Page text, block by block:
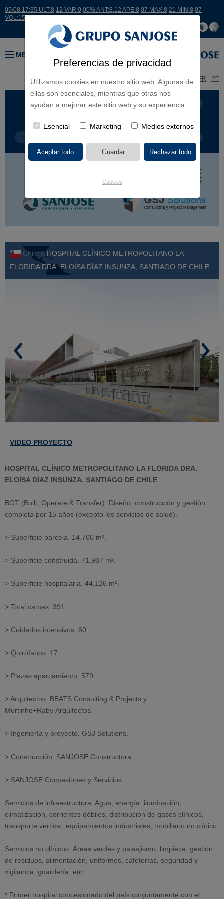
Preferencias de privacidad
Utilizamos cookies en nuestro sitio web. Algunas de
ellas son esenciales, mientras que otras nos
ayudan a mejorar este sitio web y su experiencia.
Esencial Marketing Medios externos
Cookies
05/08 17:35 ULT:8,12 VAR:0,00% ANT:8,12 APE:8,07 MAX:8,21 MIN:8,07
VOL:15007
MENÚ
EN FR PT
LÍNEA DE NEGOCIO CONTINENTES
Chile >HOSPITAL CLÍNICO METROPOLITANO LA
FLORIDA DRA. ELOÍSA DÍAZ INSUNZA, SANTIAGO DE CHILE
VIDEO PROYECTO
HOSPITAL CLÍNICO METROPOLITANO LA FLORIDA DRA.
ELOÍSA DÍAZ INSUNZA, SANTIAGO DE CHILE
BOT (Built, Operate & Transfer). Diseño, construcción y gestión
completa por 15 años (excepto los servicios de salud).
> Superficie parcela. 14.700 m².
> Superficie construida. 71.987 m².
> Superficie hospitalaria. 44.126 m².
> Total camas. 391.
> Cuidados intensivos. 60.
> Quirófanos. 17.
> Plazas aparcamiento. 579.
> Arquitectos. BBATS Consulting & Projects y
Murtinho+Raby Arquitectos.
> Ingeniería y proyecto. GSJ Solutions.
> Construcción. SANJOSE Constructora.
> SANJOSE Concesiones y Servicios.
Servicios de infraestructura. Agua, energía, iluminación,
climatización, corrientes débiles, distribución de gases clínicos,
transporte vertical, equipamientos industriales, mobiliario no clínico.
Servicios no clínicos. Áreas verdes y paisajismo, limpieza, gestión
de residuos, alimentación, uniformes, cafeterías, seguridad y
vigilancia, guardería, etc.
* Primer hospital concesionado del país conjuntamente con el